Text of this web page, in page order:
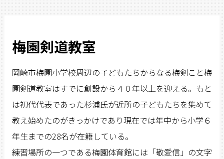
梅園剣道教室
岡崎市梅園小学校周辺の子どもたちからなる梅剣こと梅
園剣道教室はすでに創設から４０年以上を迎える。もと
は初代代表であった杉浦氏が近所の子どもたちを集めて
教え始めたのがきっかけであり現在では年中から小学６
年生までの28名が在籍している。
練習場所の一つである梅園体育館には「敬愛信」の文字